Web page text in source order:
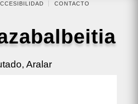
CONTACTO
Aralar